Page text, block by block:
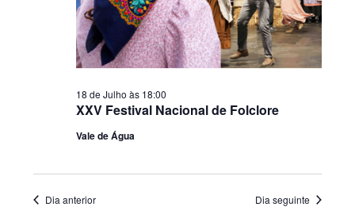
XXV Festival Nacional de Folclore
18 de Julho às 18:00
Vale de Água
Dia anterior Dia seguinte